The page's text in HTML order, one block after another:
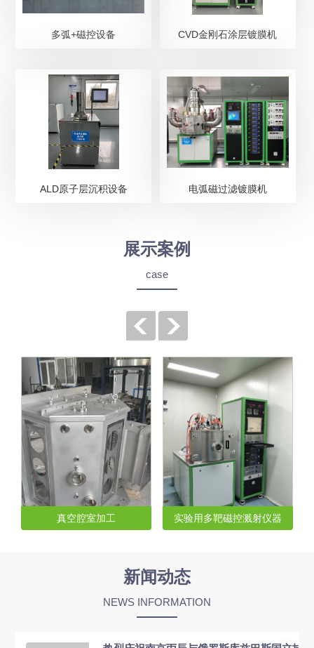
多弧+磁控设备 CVD金刚石涂层镀膜机
ALD原子层沉积设备 电弧磁过滤镀膜机
展示案例
case
真空腔室加工 实验用多靶磁控溅射仪器
新闻动态
NEWS INFORMATION